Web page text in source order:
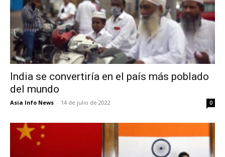
India se convertiría en el país más poblado
del mundo
Asia Info News - 14 de julio de 2022 0